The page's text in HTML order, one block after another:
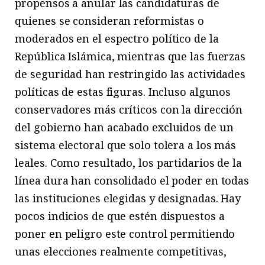
propensos a anular las candidaturas de
quienes se consideran reformistas o
moderados en el espectro político de la
República Islámica, mientras que las fuerzas
de seguridad han restringido las actividades
políticas de estas figuras. Incluso algunos
conservadores más críticos con la dirección
del gobierno han acabado excluidos de un
sistema electoral que solo tolera a los más
leales. Como resultado, los partidarios de la
línea dura han consolidado el poder en todas
las instituciones elegidas y designadas. Hay
pocos indicios de que estén dispuestos a
poner en peligro este control permitiendo
unas elecciones realmente competitivas,